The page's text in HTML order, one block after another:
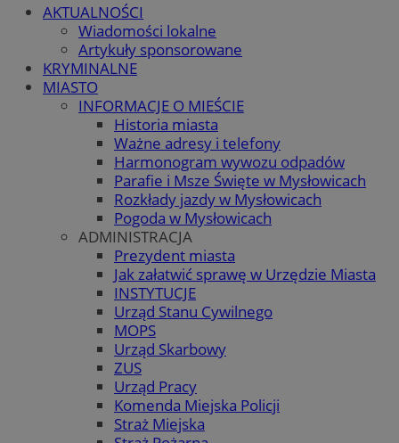
AKTUALNOŚCI
Wiadomości lokalne
Artykuły sponsorowane
KRYMINALNE
MIASTO
INFORMACJE O MIEŚCIE
Historia miasta
Ważne adresy i telefony
Harmonogram wywozu odpadów
Parafie i Msze Święte w Mysłowicach
Rozkłady jazdy w Mysłowicach
Pogoda w Mysłowicach
ADMINISTRACJA
Prezydent miasta
Jak załatwić sprawę w Urzędzie Miasta
INSTYTUCJE
Urząd Stanu Cywilnego
MOPS
Urząd Skarbowy
ZUS
Urząd Pracy
Komenda Miejska Policji
Straż Miejska